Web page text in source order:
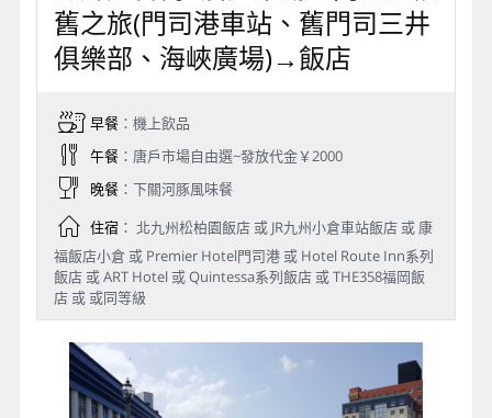
舊之旅(門司港車站、舊門司三井
俱樂部、海峽廣場)→飯店
早餐：機上飲品
午餐：唐戶市場自由選~發放代金￥2000
晚餐：下關河豚風味餐
住宿： 北九州松柏園飯店 或 JR九州小倉車站飯店 或 康
福飯店小倉 或 Premier Hotel門司港 或 Hotel Route Inn系列
飯店 或 ART Hotel 或 Quintessa系列飯店 或 THE358福岡飯
店 或 或同等級